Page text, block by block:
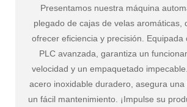
Presentamos nuestra máquina
plegado de cajas de velas aromáticas,
ofrecer eficiencia y precisión. Equipada
PLC avanzada, garantiza un
velocidad y un empaquetado
acero inoxidable duradero, asegura una
un fácil mantenimiento. ¡Impulse su